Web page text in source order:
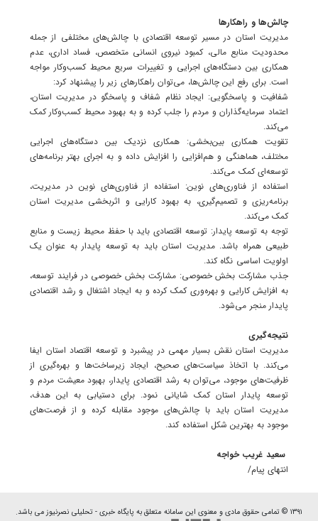
چالش‌ها و راهکارها
مدیریت استان در مسیر توسعه اقتصادی با چالش‌های مختلفی از جمله
محدودیت منابع مالی، کمبود نیروی انسانی متخصص، فساد اداری، عدم
همکاری بین دستگاه‌های اجرایی و تغییرات سریع محیط کسب‌وکار مواجه
است. برای رفع این چالش‌ها، می‌توان راهکارهای زیر را پیشنهاد کرد:
شفافیت و پاسخگویی: ایجاد نظام شفاف و پاسخگو در مدیریت استان،
اعتماد سرمایه‌گذاران و مردم را جلب کرده و به بهبود محیط کسب‌وکار کمک
می‌کند.
تقویت همکاری بین‌بخشی: همکاری نزدیک بین دستگاه‌های اجرایی
مختلف، هماهنگی و هم‌افزایی را افزایش داده و به اجرای بهتر برنامه‌های
توسعه‌ای کمک می‌کند.
استفاده از فناوری‌های نوین: استفاده از فناوری‌های نوین در مدیریت،
برنامه‌ریزی و تصمیم‌گیری، به بهبود کارایی و اثربخشی مدیریت استان
کمک می‌کند.
توجه به توسعه پایدار: توسعه اقتصادی باید با حفظ محیط زیست و منابع
طبیعی همراه باشد. مدیریت استان باید به توسعه پایدار به عنوان یک
اولویت اساسی نگاه کند.
جذب مشارکت بخش خصوصی: مشارکت بخش خصوصی در فرایند توسعه،
به افزایش کارایی و بهره‌وری کمک کرده و به ایجاد اشتغال و رشد اقتصادی
پایدار منجر می‌شود.
نتیجه‌گیری
مدیریت استان نقش بسیار مهمی در پیشبرد و توسعه اقتصاد استان ایفا
می‌کند. با اتخاذ سیاست‌های صحیح، ایجاد زیرساخت‌ها و بهره‌گیری از
ظرفیت‌های موجود، می‌توان به رشد اقتصادی پایدار، بهبود معیشت مردم و
توسعه پایدار استان کمک شایانی نمود. برای دستیابی به این هدف،
مدیریت استان باید با چالش‌های موجود مقابله کرده و از فرصت‌های
موجود به بهترین شکل استفاده کند.
سعید غریب خواجه
انتهای پیام/
۱۳۹۱ © تمامی حقوق مادی و معنوی این سامانه متعلق به پایگاه خبری - تحلیلی نصرنیوز می باشد.